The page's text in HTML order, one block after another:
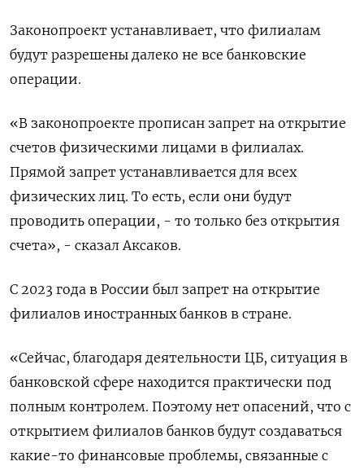
Законопроект устанавливает, что филиалам
будут разрешены далеко не все банковские
операции.
«В законопроекте прописан запрет на открытие
счетов физическими лицами в филиалах.
Прямой запрет устанавливается для всех
физических лиц. То есть, если они будут
проводить операции, - то только без открытия
счета», - сказал Аксаков.
С 2023 года в России был запрет на открытие
филиалов иностранных банков в стране.
«Сейчас, благодаря деятельности ЦБ, ситуация в
банковской сфере находится практически под
полным контролем. Поэтому нет опасений, что с
открытием филиалов банков будут создаваться
какие-то финансовые проблемы, связанные с